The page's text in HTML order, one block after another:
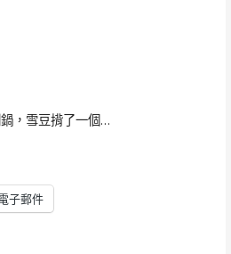
，雪豆揹了一個…
子郵件